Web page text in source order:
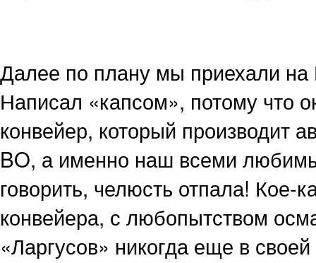
Далее по плану мы
Написал «капсом», потому что
конвейер, который производит
BO, а именно наш всеми
говорить, челюсть отпала! Кое-
конвейера, с любопытством
«Ларгусов» никогда еще в